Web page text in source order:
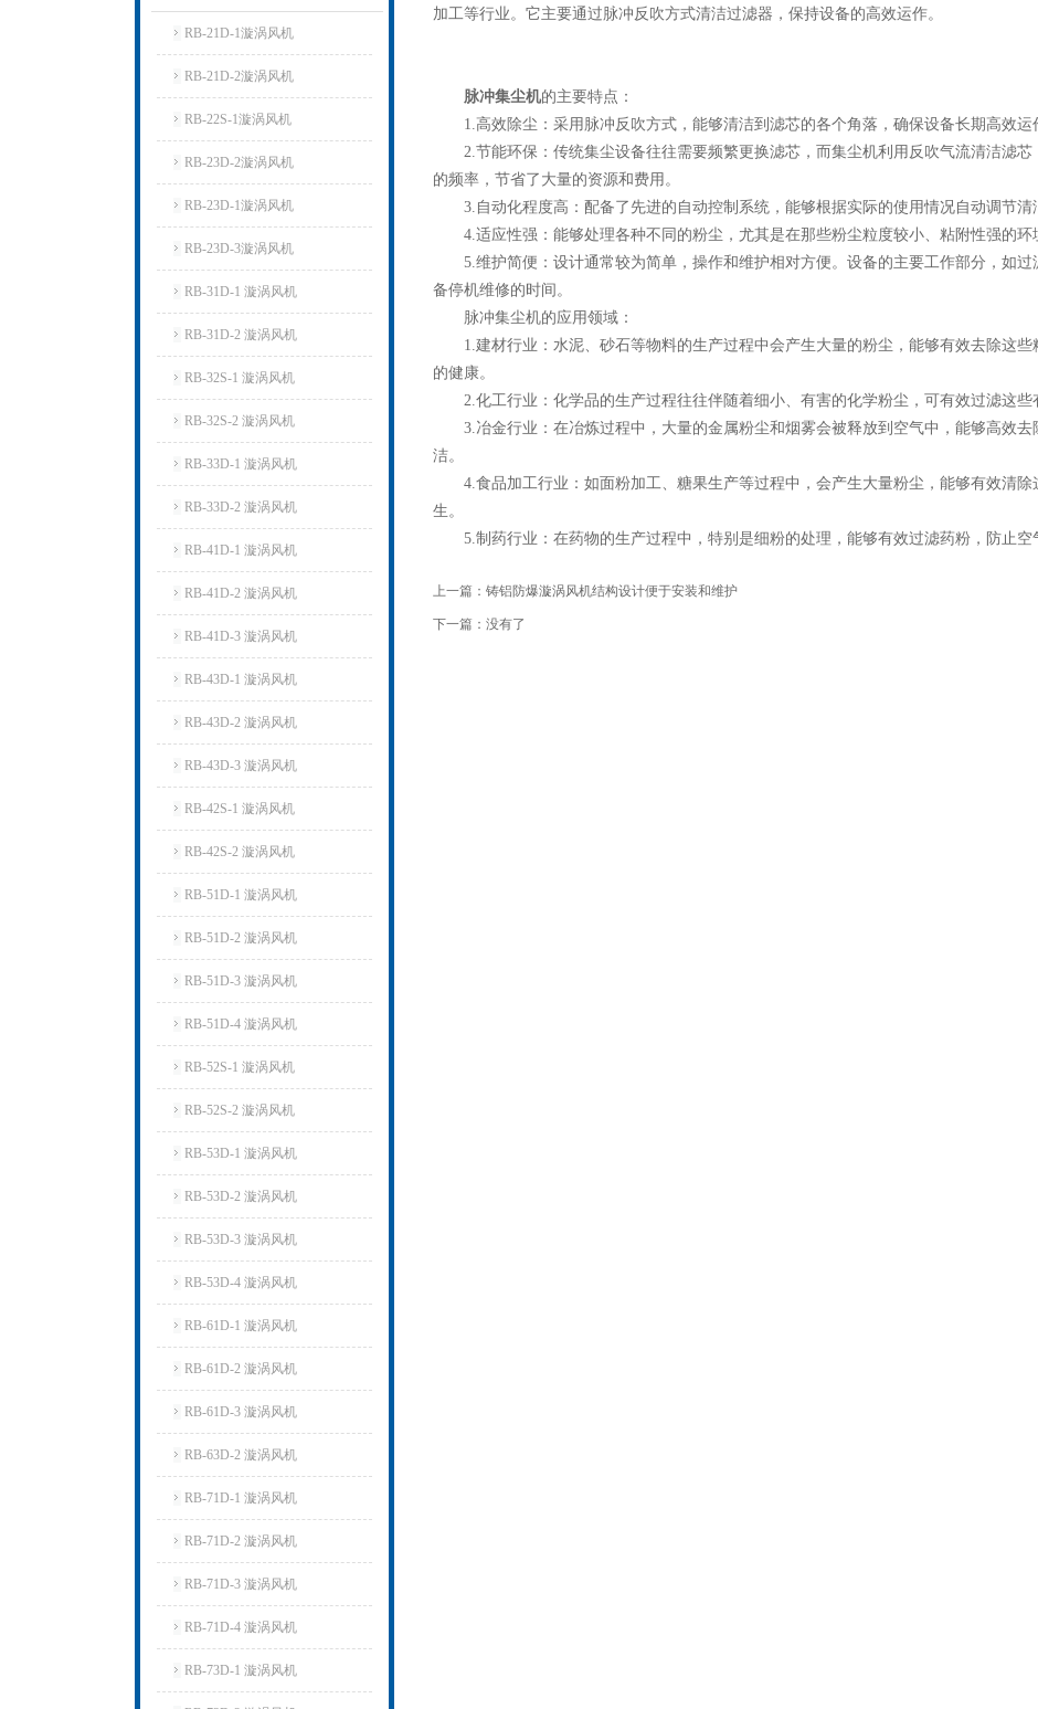
RB-21D-1漩涡风机
RB-21D-2漩涡风机
RB-22S-1漩涡风机
RB-23D-2漩涡风机
RB-23D-1漩涡风机
RB-23D-3漩涡风机
RB-31D-1 漩涡风机
RB-31D-2 漩涡风机
RB-32S-1 漩涡风机
RB-32S-2 漩涡风机
RB-33D-1 漩涡风机
RB-33D-2 漩涡风机
RB-41D-1 漩涡风机
RB-41D-2 漩涡风机
RB-41D-3 漩涡风机
RB-43D-1 漩涡风机
RB-43D-2 漩涡风机
RB-43D-3 漩涡风机
RB-42S-1 漩涡风机
RB-42S-2 漩涡风机
RB-51D-1 漩涡风机
RB-51D-2 漩涡风机
RB-51D-3 漩涡风机
RB-51D-4 漩涡风机
RB-52S-1 漩涡风机
RB-52S-2 漩涡风机
RB-53D-1 漩涡风机
RB-53D-2 漩涡风机
RB-53D-3 漩涡风机
RB-53D-4 漩涡风机
RB-61D-1 漩涡风机
RB-61D-2 漩涡风机
RB-61D-3 漩涡风机
RB-63D-2 漩涡风机
RB-71D-1 漩涡风机
RB-71D-2 漩涡风机
RB-71D-3 漩涡风机
RB-71D-4 漩涡风机
RB-73D-1 漩涡风机
加工等行业。它主要通过脉冲反吹方式清洁过滤器，保持设备的高效运作。
脉冲集尘机的主要特点：
1.高效除尘：采用脉冲反吹方式，能够清洁到滤芯的各个角落，确保设备长期高效运
2.节能环保：传统集尘设备往往需要频繁更换滤芯，而集尘机利用反吹气流清洁滤芯
的频率，节省了大量的资源和费用。
3.自动化程度高：配备了先进的自动控制系统，能够根据实际的使用情况自动调节清
4.适应性强：能够处理各种不同的粉尘，尤其是在那些粉尘粒度较小、粘附性强的环
5.维护简便：设计通常较为简单，操作和维护相对方便。设备的主要工作部分，如过
备停机维修的时间。
脉冲集尘机的应用领域：
1.建材行业：水泥、砂石等物料的生产过程中会产生大量的粉尘，能够有效去除这些
的健康。
2.化工行业：化学品的生产过程往往伴随着细小、有害的化学粉尘，可有效过滤这些
3.冶金行业：在冶炼过程中，大量的金属粉尘和烟雾会被释放到空气中，能够高效去
洁。
4.食品加工行业：如面粉加工、糖果生产等过程中，会产生大量粉尘，能够有效清除
生。
5.制药行业：在药物的生产过程中，特别是细粉的处理，能够有效过滤药粉，防止空
上一篇： 铸铝防爆漩涡风机结构设计便于安装和维护
下一篇：没有了